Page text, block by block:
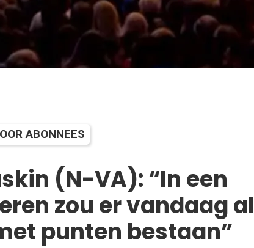
ABONNEES
(N-VA): “In een
zou er vandaag al
punten bestaan”